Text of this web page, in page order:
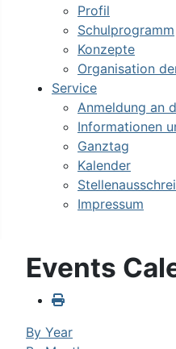
Profil
Schulprogramm
Konzepte
Organisation
Service
Anmeldung an
Informationen
Ganztag
Kalender
Impressum
Events
By Year